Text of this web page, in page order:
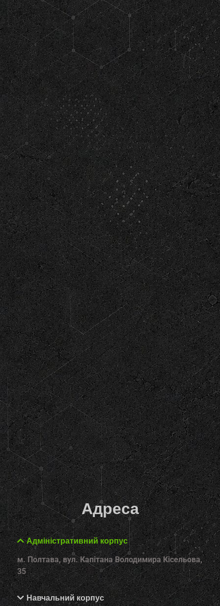
Адреса
Адміністративний корпус
м. Полтава, вул. Капітана Володимира Кісельова,
35
Навчальний корпус